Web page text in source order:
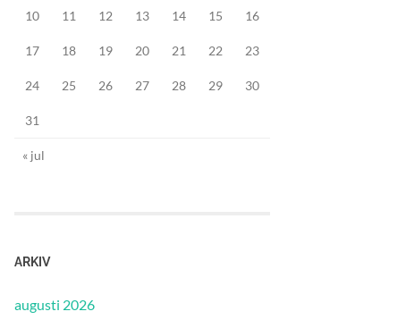
10 11 12 13 14 15 16
17 18 19 20 21 22 23
24 25 26 27 28 29 30
31
« jul
ARKIV
augusti 2026